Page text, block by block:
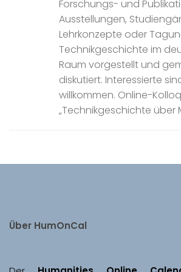
Forschungs- und
Ausstellungen,
Lehrkonzepte oder
Technikgeschichte im
Raum vorgestellt und
diskutiert. Interessierte
willkommen. Online-
„Technikgeschichte über
Über HumOnCal